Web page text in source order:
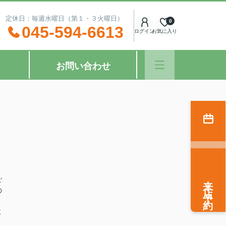
休日：毎週水曜日（第１・３火曜日）
045-594-6613 ログインお気に入り
0
お問い合わせ
来店予約